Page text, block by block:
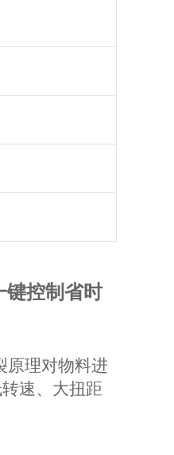
键控制省时
原理对物料进
速、大扭距